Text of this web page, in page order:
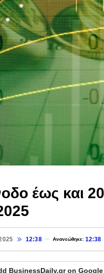
έως και
12:38 Ανανεώθηκε:12:38
BusinessDaily.gr on Google